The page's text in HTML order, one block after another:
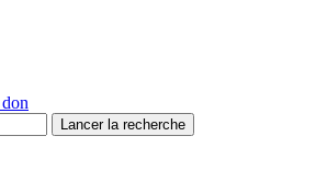
Lancer la recherche